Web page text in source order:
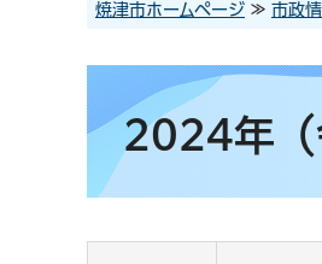
焼津市ホームページ ≫ 市政
2024年（